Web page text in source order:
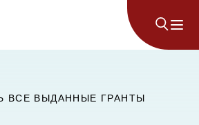
ВСЕ ВЫДАННЫЕ ГРАНТЫ